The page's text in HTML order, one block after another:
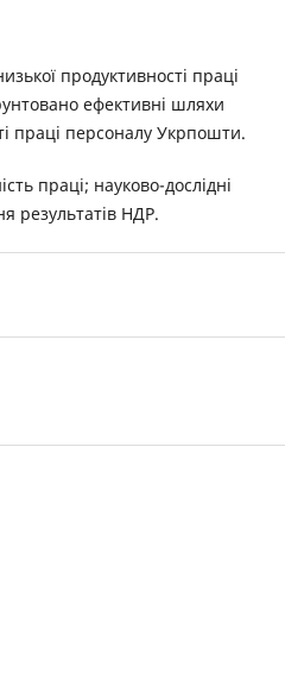
продуктивності праці
ефективні шляхи
праці персоналу Укрпошти.
праці; науково-дослідні
результатів НДР.